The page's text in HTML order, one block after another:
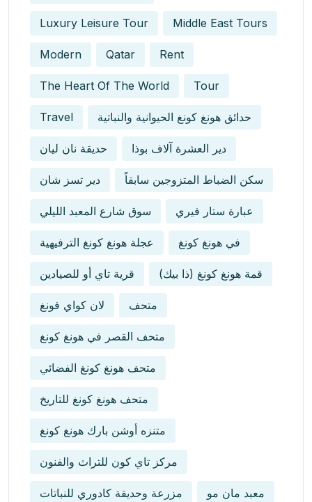
Luxury Leisure Tour Middle East Tours
Modern Qatar Rent
The Heart Of The World Tour
Travel حدائق هونغ كونغ الحيوانية والنباتية
حديقة نان ليان دير العشرة آلاف بوذا
دير تسز شان سكن الضباط المتزوجين سابقاً
سوق شارع المعبد الليلي عبارة ستار فيري
عجلة هونغ كونغ الترفيهية في هونغ كونغ
قرية تاي أو للصيادين قمة هونغ كونغ (ذا بيك)
لان كواي فونغ متحف
متحف القصر في هونغ كونغ
متحف هونغ كونغ الفضائي
متحف هونغ كونغ للتاريخ
متنزه أوشن بارك هونغ كونغ
مركز تاي كون للتراث والفنون
مزرعة وحديقة كادوري للنباتات معبد مان مو